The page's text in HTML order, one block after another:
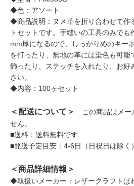
◆色：アソート
◆商品説明：ヌメ革を折り合わせて作
トセットです。手縫いの工具のみで
mm厚になるので、しっかりめのキー
を打ったり、無地の革には染色も可能
飾ったり、ステッチを入れたり、お好
さい。
◆内容：100ヶセット
＜配送について＞
この商品はメー
せん。
■送料：送料無料です
■発送予定目安：4-6日（日祝日は除く）
＜商品詳細情報＞
◆取扱いメーカー：レザークラフトぱ